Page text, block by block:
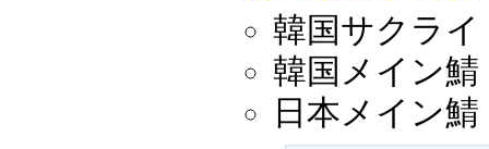
韓国サクライ
韓国メイン鯖
日本メイン